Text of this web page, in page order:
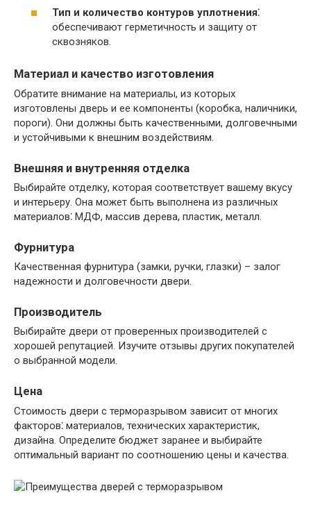
Тип и количество контуров уплотнения⁚
обеспечивают герметичность и защиту от
сквозняков.​
Материал и качество изготовления
Обратите внимание на материалы, из которых
изготовлены дверь и ее компоненты (коробка, наличники,
пороги).​ Они должны быть качественными, долговечными
и устойчивыми к внешним воздействиям.​
Внешняя и внутренняя отделка
Выбирайте отделку, которая соответствует вашему вкусу
и интерьеру.​ Она может быть выполнена из различных
материалов⁚ МДФ, массив дерева, пластик, металл.​
Фурнитура
Качественная фурнитура (замки, ручки, глазки) – залог
надежности и долговечности двери.​
Производитель
Выбирайте двери от проверенных производителей с
хорошей репутацией. Изучите отзывы других покупателей
о выбранной модели.​
Цена
Стоимость двери с терморазрывом зависит от многих
факторов⁚ материалов, технических характеристик,
дизайна. Определите бюджет заранее и выбирайте
оптимальный вариант по соотношению цены и качества.​